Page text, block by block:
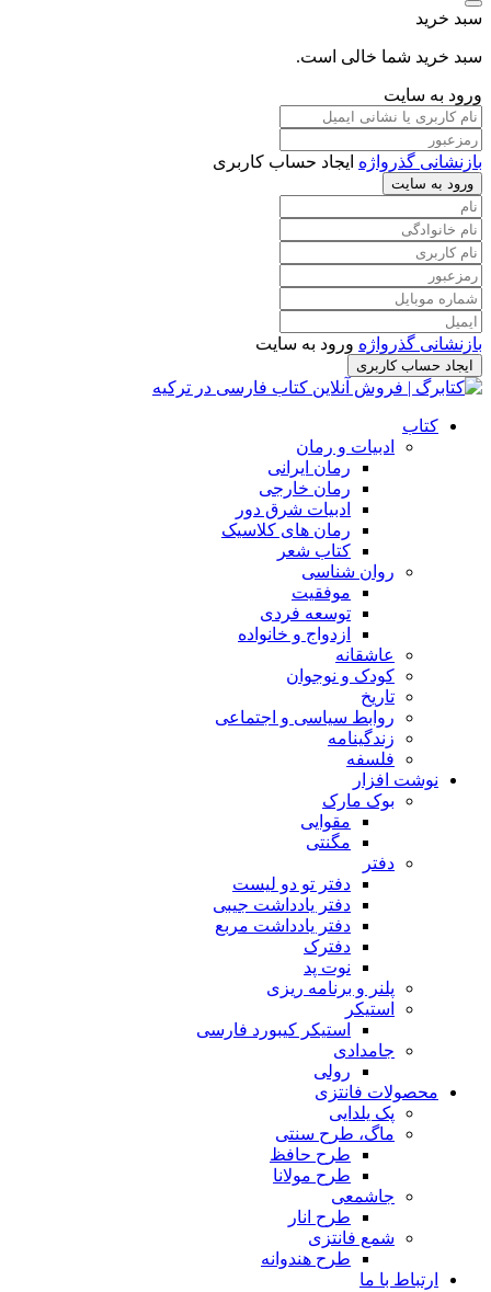
سبد خرید
سبد خرید شما خالی است.
ورود به سایت
بازنشانی گذرواژه ایجاد حساب کاربری
ورود به سایت
بازنشانی گذرواژه ورود به سایت
ایجاد حساب کاربری
کتاب
ادبیات و رمان
رمان ایرانی
رمان خارجی
ادبیات شرق دور
رمان های کلاسیک
کتاب شعر
روان شناسی
موفقیت
توسعه فردی
ازدواج و خانواده
عاشقانه
کودک و نوجوان
تاریخ
روابط سیاسی و اجتماعی
زندگینامه
فلسفه
نوشت افزار
بوک مارک
مقوایی
مگنتی
دفتر
دفتر تو دو لیست
دفتر یادداشت جیبی
دفتر یادداشت مربع
دفترک
نوت پد
پلنر و برنامه ریزی
استیکر
استیکر کیبورد فارسی
جامدادی
رولی
محصولات فانتزی
پک یلدایی
ماگ، طرح سنتی
طرح حافظ
طرح مولانا
جاشمعی
طرح انار
شمع فانتزی
طرح هندوانه
ارتباط با ما